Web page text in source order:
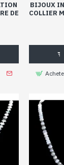
DE
BIJOUX
COLLIER